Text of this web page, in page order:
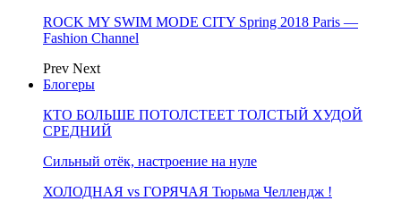
ROCK MY SWIM MODE CITY Spring 2018 Paris —
Fashion Channel
Prev Next
Блогеры
КТО БОЛЬШЕ ПОТОЛСТЕЕТ ТОЛСТЫЙ ХУДОЙ
СРЕДНИЙ
Сильный отёк, настроение на нуле
ХОЛОДНАЯ vs ГОРЯЧАЯ Тюрьма Челлендж !